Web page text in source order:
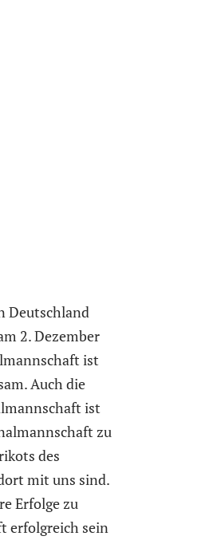
Deutschland
2. Dezember
ist
Auch die
ist
zu
des
mit uns sind.
Erfolge zu
erfolgreich sein